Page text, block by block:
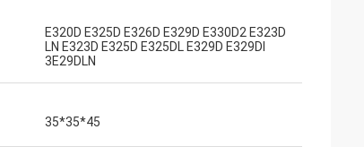
E320D E325D E326D E329D E330D2 E323D
LN E323D E325D E325DL E329D E329DI
3E29DLN
35*35*45